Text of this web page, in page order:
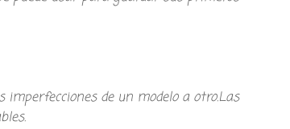
imperfecciones de un modelo a otro.Las